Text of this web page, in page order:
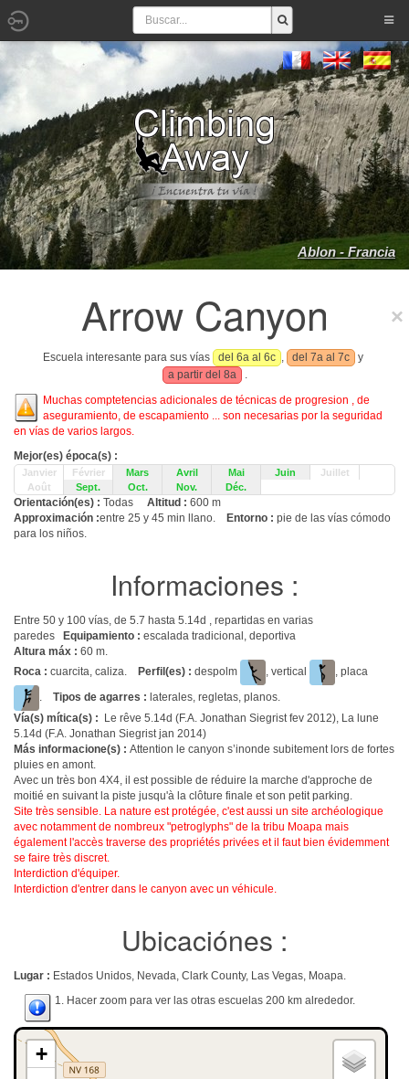
Ablon - Francia
Arrow Canyon
Escuela interesante para sus vías del 6a al 6c , del 7a al 7c
y
a partir del 8a
.
Muchas comptetencias adicionales de técnicas de progresion , de
aseguramiento, de escapamiento ... son necesarias por la seguridad
en vías de varios largos.
Mejor(es) época(s) :
Janvier Février Mars Avril Mai Juin
Juillet
Août
Sept. Oct. Nov. Déc.
Orientación(es) : Todas Altitud : 600 m
Approximación :entre 25 y 45 min llano. Entorno : pie de las vías cómodo
para los niños.
Informaciones :
Entre 50 y 100 vías, de 5.7 hasta 5.14d , repartidas en varias
paredes
Equipamiento : escalada tradicional, deportiva
Altura máx : 60 m.
Roca : cuarcita, caliza. Perfil(es) : despolm , vertical
, placa
. Tipos de agarres : laterales, regletas, planos.
Vía(s) mítica(s) :
Le rêve 5.14d (F.A. Jonathan Siegrist fev 2012), La lune
5.14d (F.A. Jonathan Siegrist jan 2014)
Más informacione(s) : Attention le canyon s’inonde subitement lors de fortes
pluies en amont.
Avec un très bon 4X4, il est possible de réduire la marche d'approche de
moitié en suivant la piste jusqu'à la clôture finale et son petit parking.
Site très sensible. La nature est protégée, c'est aussi un site archéologique
avec notamment de nombreux "petroglyphs" de la tribu Moapa mais
également l'accès traverse des propriétés privées et il faut bien évidemment
se faire très discret.
Interdiction d'équiper.
Interdiction d'entrer dans le canyon avec un véhicule.
Ubicaciónes :
Lugar : Estados Unidos, Nevada, Clark County, Las Vegas, Moapa.
1. Hacer zoom para ver las otras escuelas 200 km alrededor.
+